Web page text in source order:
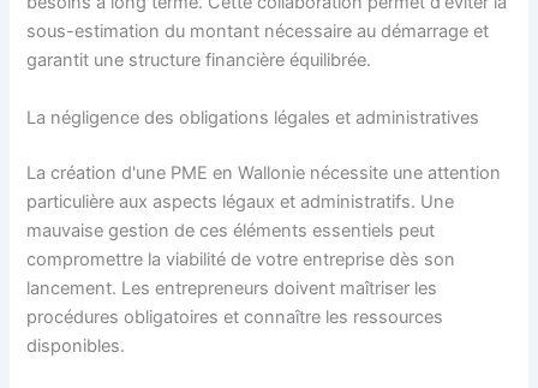
sous-estimation du montant nécessaire au démarrage et
garantit une structure financière équilibrée.
La négligence des obligations légales et administratives
La création d'une PME en Wallonie nécessite une attention
particulière aux aspects légaux et administratifs. Une
mauvaise gestion de ces éléments essentiels peut
compromettre la viabilité de votre entreprise dès son
lancement. Les entrepreneurs doivent maîtriser les
procédures obligatoires et connaître les ressources
disponibles.